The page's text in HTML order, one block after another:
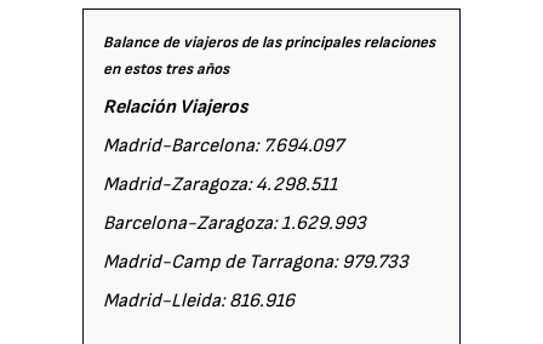
Balance de viajeros de las principales relaciones
en estos tres años
Relación Viajeros
Madrid-Barcelona: 7.694.097
Madrid-Zaragoza: 4.298.511
Barcelona-Zaragoza: 1.629.993
Madrid-Camp de Tarragona: 979.733
Madrid-Lleida: 816.916